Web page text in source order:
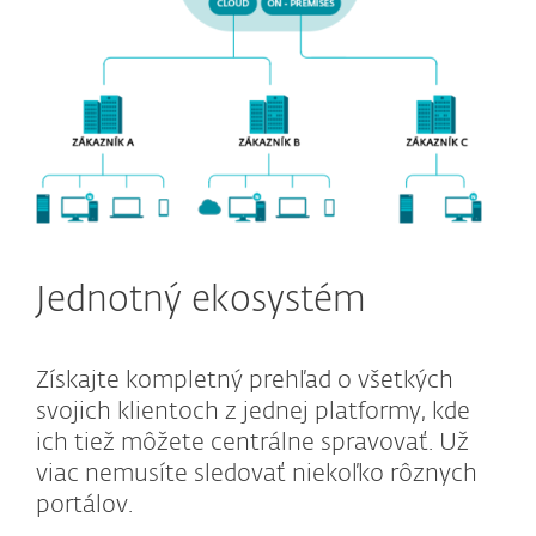
Jednotný ekosystém
Získajte kompletný prehľad o všetkých
svojich klientoch z jednej platformy, kde
ich tiež môžete centrálne spravovať. Už
viac nemusíte sledovať niekoľko rôznych
portálov.